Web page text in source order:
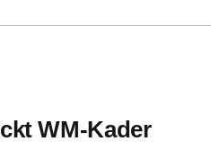
WM-Kader